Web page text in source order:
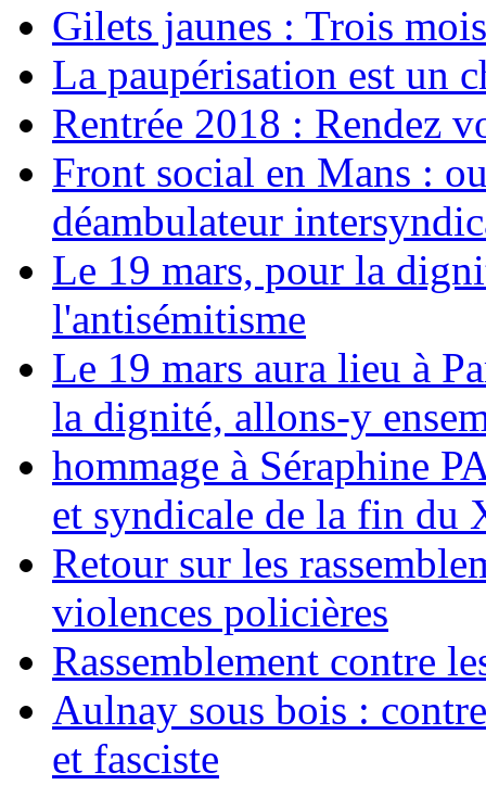
Gilets jaunes : Trois
La paupérisation est un
Rentrée 2018 : Rendez
Front social en Mans :
déambulateur
Le 19 mars, pour la
l'antisémitisme
Le 19 mars aura lieu à
la dignité, allons-y
hommage à Séraphine
et syndicale de la fin du
Retour sur les
violences policières
Rassemblement contre
Aulnay sous bois :
et fasciste